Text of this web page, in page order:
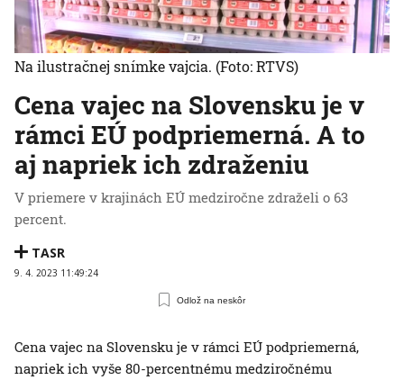
Cena vajec na Slovensku je v
rámci EÚ podpriemerná. A to
aj napriek ich zdraženiu
V priemere v krajinách EÚ medziročne zdraželi o 63
percent.
TASR
9. 4. 2023 11:49:24
Odlož na neskôr
Na ilustračnej snímke vajcia. (Foto: RTVS)
Cena vajec na Slovensku je v rámci EÚ podpriemerná,
napriek ich vyše 80-percentnému medziročnému